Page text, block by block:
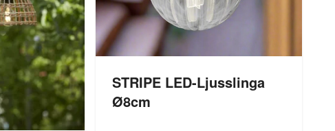
STRIPE LED-Ljusslinga
Ø8cm